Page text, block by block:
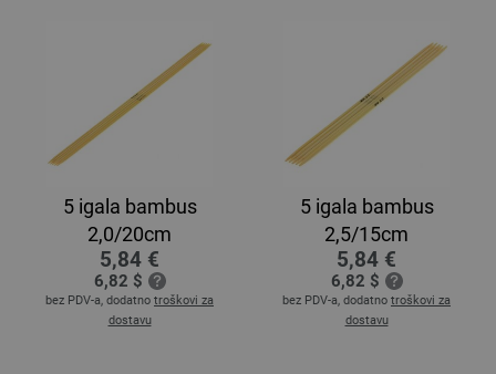
5 igala bambus
2,0/20cm
5,84 €
6,82 $
bez PDV-a, dodatno troškovi za
dostavu
5 igala bambus
2,5/15cm
5,84 €
6,82 $
bez PDV-a, dodatno troškovi za
dostavu